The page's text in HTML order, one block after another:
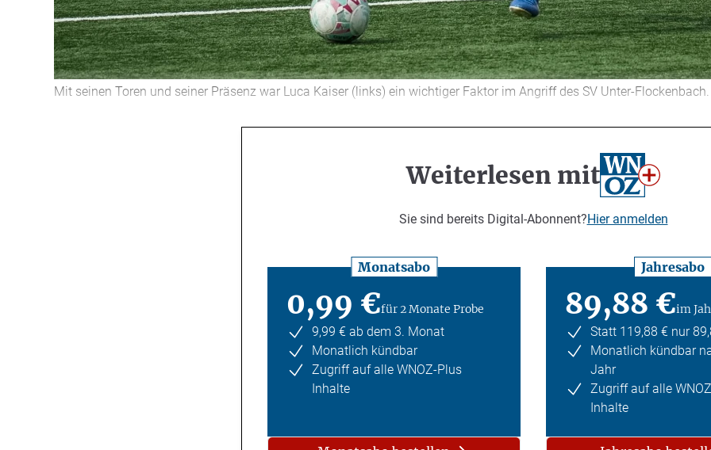
Mit seinen Toren und seiner Präsenz war Luca Kaiser (links) ein wichtiger Faktor im Angriff des SV Unter-Flockenbach.
Weiterlesen mit
Sie sind bereits Digital-Abonnent?Hier anmelden
Monatsabo
0,99 €für 2 Monate Probe
9,99 € ab dem 3. Monat
Monatlich kündbar
Zugriff auf alle WNOZ-Plus
Inhalte
Jahresabo
89,88 €im
Statt 119,88 € nur
Monatlich kündbar
Jahr
Zugriff auf alle
Inhalte